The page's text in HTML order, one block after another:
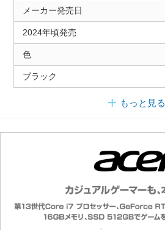
メーカー発売日
2024年頃発売
色
ブラック
もっと見る